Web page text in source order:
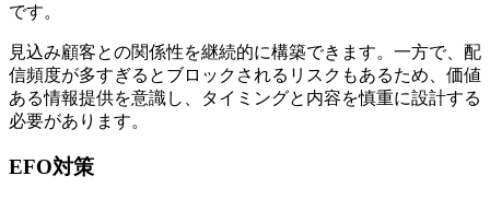
です。
見込み顧客との関係性を継続的に構築できます。一方で、配
信頻度が多すぎるとブロックされるリスクもあるため、価値
ある情報提供を意識し、タイミングと内容を慎重に設計する
必要があります。
EFO対策